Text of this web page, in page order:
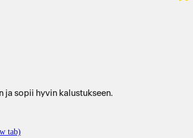
ja sopii hyvin kalustukseen.
tab)